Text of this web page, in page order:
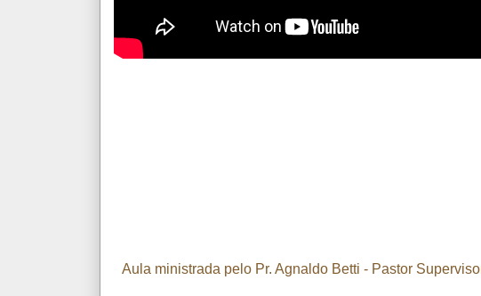
Aula ministrada pelo Pr. Agnaldo Betti - Pastor